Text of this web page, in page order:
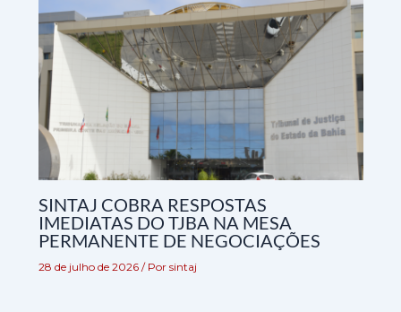
SINTAJ COBRA RESPOSTAS
IMEDIATAS DO TJBA NA MESA
PERMANENTE DE NEGOCIAÇÕES
28 de julho de 2026 / Por sintaj